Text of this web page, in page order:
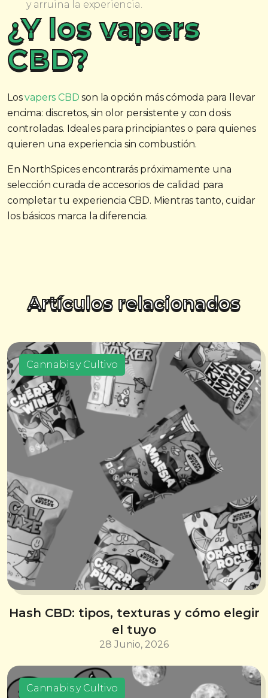
y arruina la experiencia.
¿Y los vapers
CBD?
Losvapers CBD son la opción más cómoda para llevar
encima: discretos, sin olor persistente y con dosis
controladas. Ideales para principiantes o para quienes
quieren una experiencia sin combustión.
En NorthSpices encontrarás próximamente una
selección curada de accesorios de calidad para
completar tu experiencia CBD. Mientras tanto, cuidar
los básicos marca la diferencia.
Artículos relacionados
Cannabis y Cultivo
Hash CBD: tipos, texturas y cómo elegir
el tuyo
28 Junio, 2026
Cannabis y Cultivo